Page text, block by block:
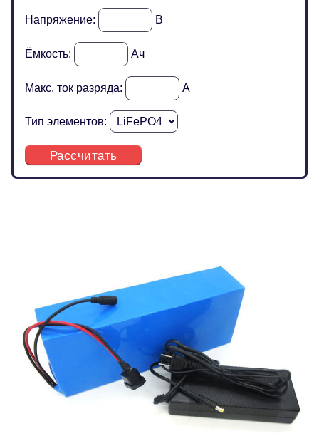
Напряжение: В
Ёмкость: Ач
Макс. ток разряда: А
Тип элементов:
Рассчитать